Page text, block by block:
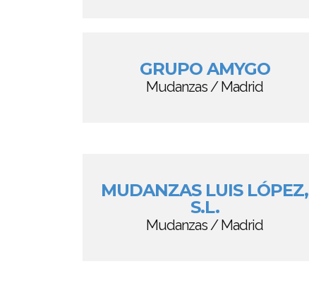
GRUPO AMYGO
Mudanzas / Madrid
MUDANZAS LUIS LÓPEZ,
S.L.
Mudanzas / Madrid